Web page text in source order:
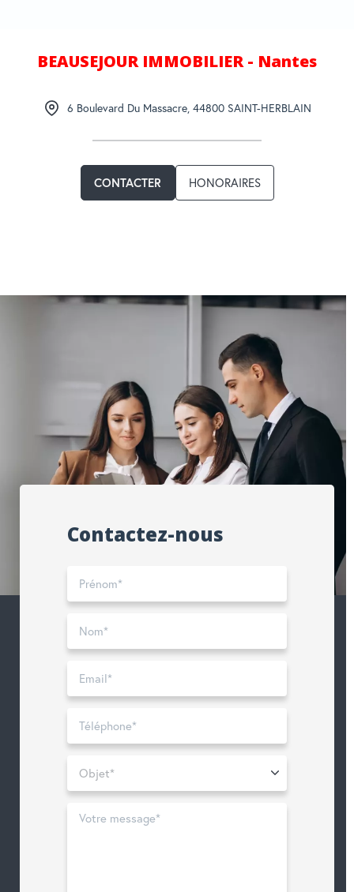
BEAUSEJOUR IMMOBILIER - Nantes
6 Boulevard Du Massacre, 44800 SAINT-HERBLAIN
CONTACTER HONORAIRES
Contactez-nous